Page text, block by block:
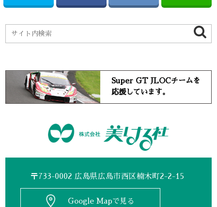
Super GT JLOCチームを
応援しています。
〒733-0002 広島県広島市西区楠木町2-2-15
Google Mapで見る